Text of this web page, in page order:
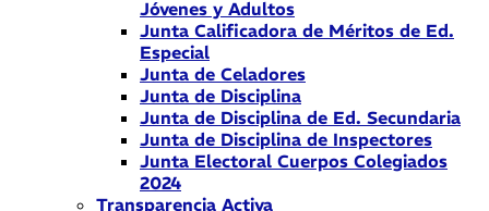
Jóvenes y Adultos
Junta Calificadora de Méritos de Ed.
Especial
Junta de Celadores
Junta de Disciplina
Junta de Disciplina de Ed. Secundaria
Junta de Disciplina de Inspectores
Junta Electoral Cuerpos Colegiados
2024
Transparencia Activa